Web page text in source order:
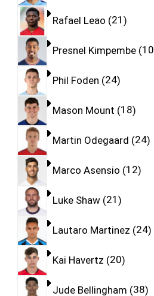
Rafael Leao 21
Presnel Kimpembe 10
Phil Foden 24
Mason Mount 18
Martin Odegaard 24
Marco Asensio 12
Luke Shaw 21
Lautaro Martinez 24
Kai Havertz 20
Jude Bellingham 38